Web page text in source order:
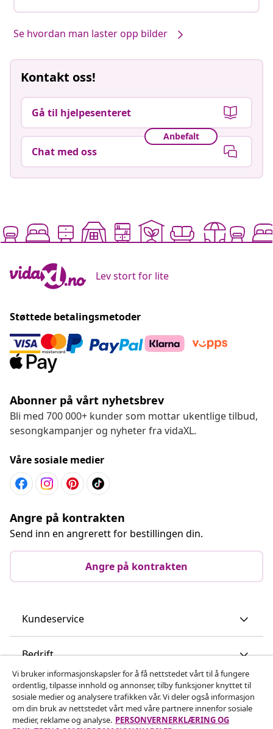
Se hvordan man laster opp bilder
Kontakt oss!
Gå til hjelpesenteret
Anbefalt
Chat med oss
Lev stort for lite
Støttede betalingsmetoder
Abonner på vårt nyhetsbrev
Bli med 700 000+ kunder som mottar ukentlige tilbud,
sesongkampanjer og nyheter fra vidaXL.
Våre sosiale medier
Angre på kontrakten
Send inn en angrerett for bestillingen din.
Angre på kontrakten
Kundeservice
Bedrift
vidaXL
Oppdag mer
Vi bruker informasjonskapsler for å få nettstedet vårt til å fungere
ordentlig, tilpasse innhold og annonser, tilby funksjoner knyttet til
sosiale medier og analysere trafikken vår. Vi deler også informasjon
om din bruk av nettstedet vårt med våre partnere innenfor sosiale
medier, reklame og analyse. PERSONVERNERKLÆRING OG